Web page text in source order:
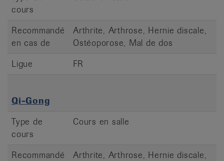
cours
Recommandé
en cas de
Arthrite, Arthrose, Hernie discale,
Ostéoporose, Mal de dos
Ligue
FR
Qi-Gong
Type de
cours
Cours en salle
Recommandé
Arthrite, Arthrose, Hernie discale,